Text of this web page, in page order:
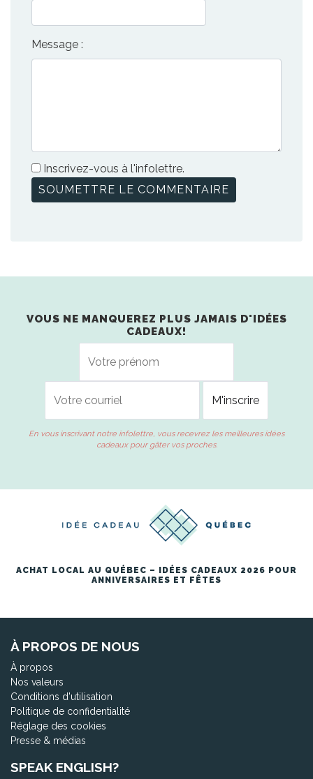
Message :
Inscrivez-vous à l'infolettre.
VOUS NE MANQUEREZ PLUS JAMAIS D'IDÉES
CADEAUX!
En vous inscrivant notre infolettre, vous recevrez les meilleures idées
cadeaux pour gâter vos proches.
ACHAT LOCAL AU QUÉBEC – IDÉES CADEAUX 2026 POUR
ANNIVERSAIRES ET FÊTES
À PROPOS DE NOUS
À propos
Nos valeurs
Conditions d'utilisation
Politique de confidentialité
Réglage des cookies
Presse & médias
SPEAK ENGLISH?